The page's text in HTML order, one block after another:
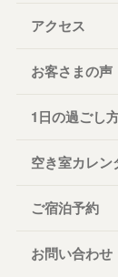
アクセス
お客さまの声
1日の過ごし
空き室カレン
ご宿泊予約
お問い合わせ